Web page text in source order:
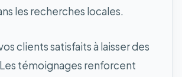
les recherches locales.
clients satisfaits à laisser des
témoignages renforcent